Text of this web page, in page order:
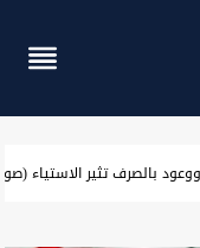
وأربيل